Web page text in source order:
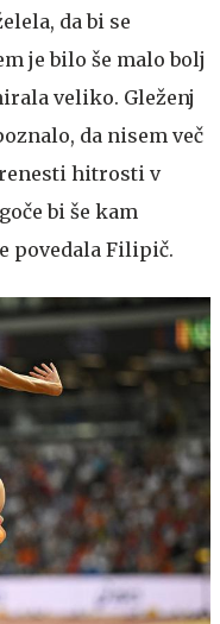
da bi se
je bilo še malo bolj
veliko. Gleženj
da nisem več
hitrosti v
bi še kam
povedala Filipič.